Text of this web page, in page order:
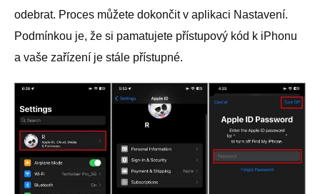
odebrat. Proces můžete dokončit v aplikaci Nastavení.
Podmínkou je, že si pamatujete přístupový kód k iPhonu
a vaše zařízení je stále přístupné.